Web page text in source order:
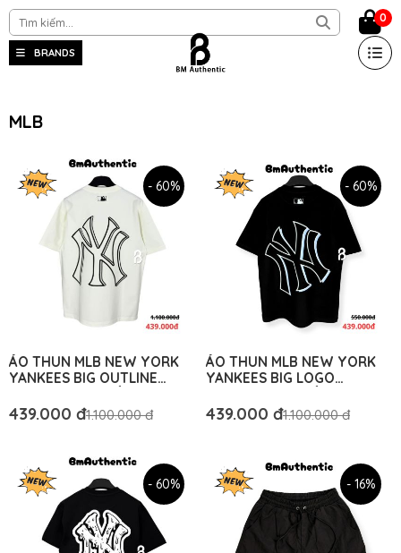
BRANDS
0
MLB
- 60%
ÁO THUN MLB NEW YORK
YANKEES BIG OUTLINE
RỘNG MÀU TRẮNG – BM
AUTHENTIC
439.000 đ1.100.000 đ
- 60%
ÁO THUN MLB NEW YORK
YANKEES BIG LOGO
RỘNG - BM AUTHENTIC
439.000 đ1.100.000 đ
- 60% - 16%